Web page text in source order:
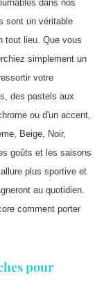
dans nos
sont un véritable
tout lieu. Que vous
simplement un
votre
des pastels aux
ou d'un accent,
Beige, Noir,
goûts et les saisons
plus sportive et
au quotidien.
comment porter
pour